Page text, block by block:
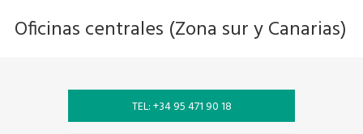
Oficinas centrales (Zona sur y Canarias)
TEL: +34 95 471 90 18